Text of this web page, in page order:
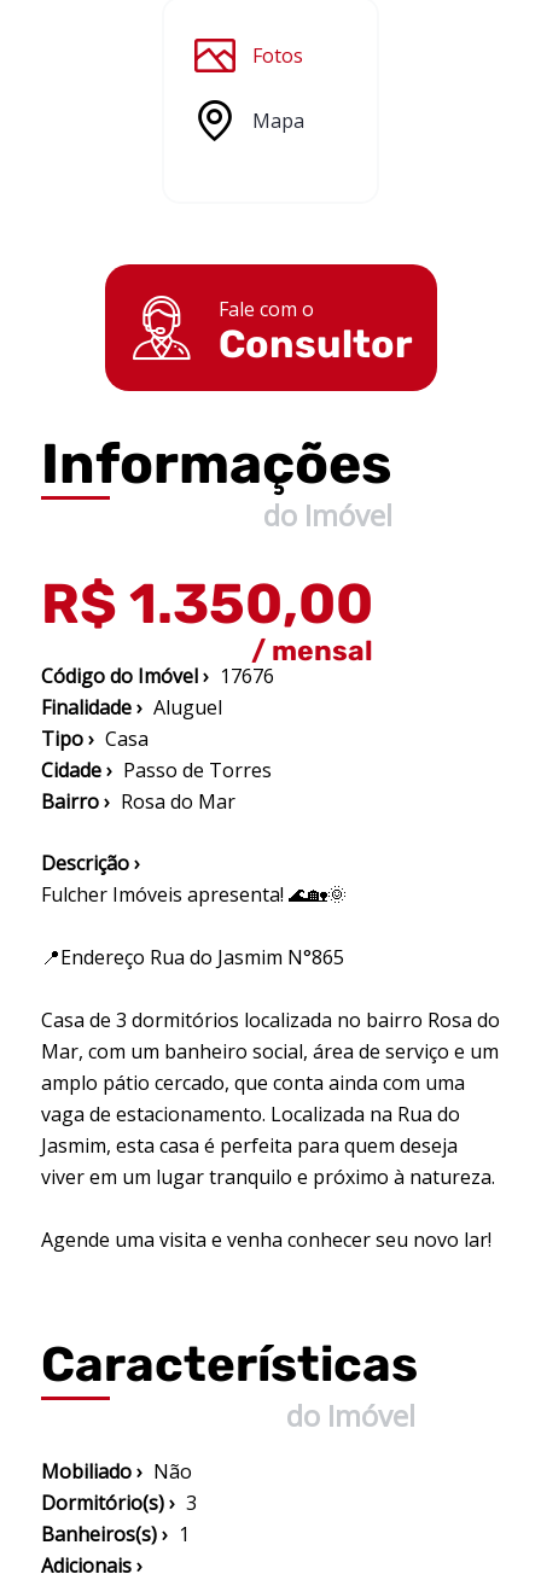
Fotos
Mapa
Fale com o
Consultor
Informações
do Imóvel
R$ 1.350,00
/ mensal
Código do Imóvel › 17676
Finalidade › Aluguel
Tipo › Casa
Cidade › Passo de Torres
Bairro › Rosa do Mar
Descrição ›
Fulcher Imóveis apresenta! 🌊🏡🌞
📍Endereço Rua do Jasmim N°865
Casa de 3 dormitórios localizada no bairro Rosa do
Mar, com um banheiro social, área de serviço e um
amplo pátio cercado, que conta ainda com uma
vaga de estacionamento. Localizada na Rua do
Jasmim, esta casa é perfeita para quem deseja
viver em um lugar tranquilo e próximo à natureza.
Agende uma visita e venha conhecer seu novo lar!
Características
do Imóvel
Mobiliado › Não
Dormitório(s) › 3
Banheiros(s) › 1
Adicionais ›